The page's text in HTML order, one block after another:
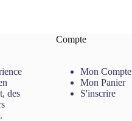
des
Compte
Mon Compte
Mon Panier
S'inscrire